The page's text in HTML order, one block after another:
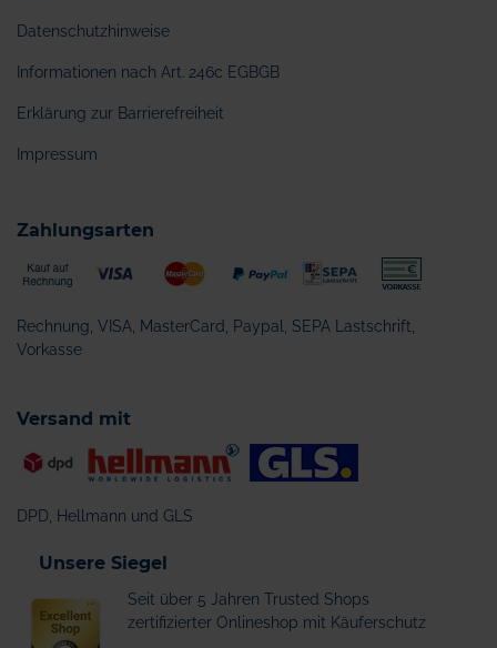
Datenschutzhinweise
Informationen nach Art. 246c EGBGB
Erklärung zur Barrierefreiheit
Impressum
Zahlungsarten
Rechnung, VISA, MasterCard, Paypal, SEPA Lastschrift,
Vorkasse
Versand mit
DPD, Hellmann und GLS
Unsere Siegel
Seit über 5 Jahren Trusted Shops
zertifizierter Onlineshop mit Käuferschutz